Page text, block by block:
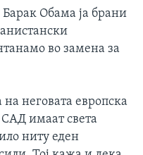
Обама ја брани
во замена за
неговата европска
имаат света
ниту еден